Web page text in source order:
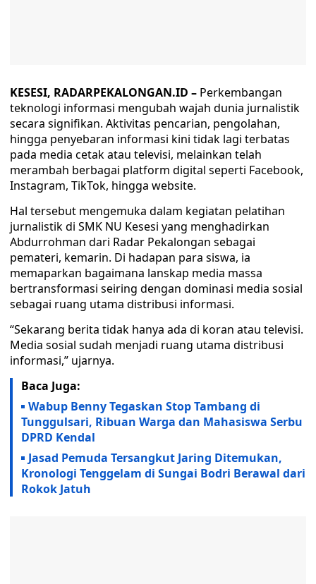
KESESI, RADARPEKALONGAN.ID – Perkembangan
teknologi informasi mengubah wajah dunia jurnalistik
secara signifikan. Aktivitas pencarian, pengolahan,
hingga penyebaran informasi kini tidak lagi terbatas
pada media cetak atau televisi, melainkan telah
merambah berbagai platform digital seperti Facebook,
Instagram, TikTok, hingga website.
Hal tersebut mengemuka dalam kegiatan pelatihan
jurnalistik di SMK NU Kesesi yang menghadirkan
Abdurrohman dari Radar Pekalongan sebagai
pemateri, kemarin. Di hadapan para siswa, ia
memaparkan bagaimana lanskap media massa
bertransformasi seiring dengan dominasi media sosial
sebagai ruang utama distribusi informasi.
“Sekarang berita tidak hanya ada di koran atau televisi.
Media sosial sudah menjadi ruang utama distribusi
informasi,” ujarnya.
Baca Juga:
Wabup Benny Tegaskan Stop Tambang di
Tunggulsari, Ribuan Warga dan Mahasiswa Serbu
DPRD Kendal
Jasad Pemuda Tersangkut Jaring Ditemukan,
Kronologi Tenggelam di Sungai Bodri Berawal dari
Rokok Jatuh